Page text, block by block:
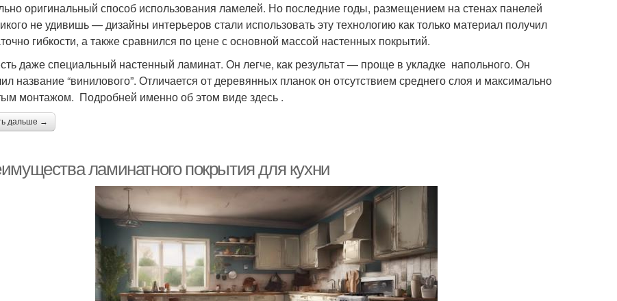
оригинальный способ использования ламелей. Но последние годы, размещением на стенах панелей
не удивишь — дизайны интерьеров стали использовать эту технологию как только материал получил
гибкости, а также сравнился по цене с основной массой настенных покрытий.
даже специальный настенный ламинат. Он легче, как результат — проще в укладке напольного. Он
название “винилового”. Отличается от деревянных планок он отсутствием среднего слоя и максимально
монтажом. Подробней именно об этом виде здесь .
дальше →
ламинатного покрытия для кухни